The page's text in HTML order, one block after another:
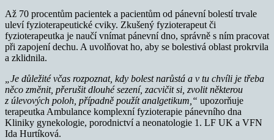
Až 70 procentům pacientek a pacientům od pánevní bolestí trvale
uleví fyzioterapeutické cviky. Zkušený fyzioterapeut či
fyzioterapeutka je naučí vnímat pánevní dno, správně s ním pracovat
při zapojení dechu. A uvolňovat ho, aby se bolestivá oblast prokrvila
a zklidnila.
„Je důležité včas rozpoznat, kdy bolest narůstá a v tu chvíli je třeba
něco změnit, přerušit dlouhé sezení, zacvičit si, zvolit některou
z úlevových poloh, případně použít analgetikum,“ upozorňuje
terapeutka Ambulance komplexní fyzioterapie pánevního dna
Kliniky gynekologie, porodnictví a neonatologie 1. LF UK a VFN
Ida Hurtíková.